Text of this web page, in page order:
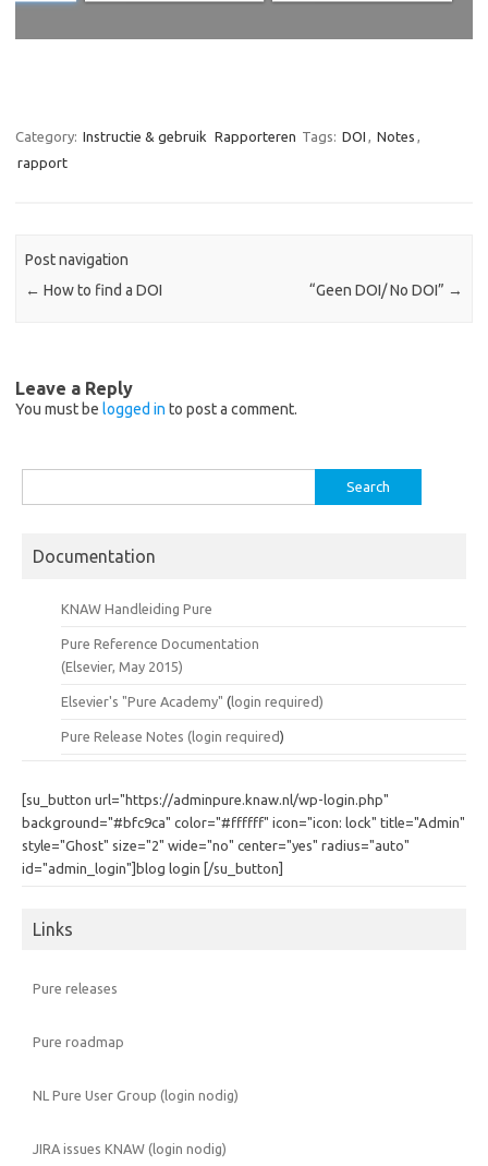
Category: Instructie & gebruik Rapporteren Tags: DOI Notes
rapport
Post navigation
← How to find a DOI “Geen DOI/ No DOI” →
Leave a Reply
You must be logged in to post a comment.
for:
Documentation
KNAW Handleiding Pure
Pure Reference Documentation
(Elsevier, May 2015)
Elsevier's "Pure Academy" (login required)
Pure Release Notes (login required)
[su_button url="https://adminpure.knaw.nl/wp-login.php"
background="#bfc9ca" color="#ffffff" icon="icon: lock" title="Admin"
style="Ghost" size="2" wide="no" center="yes" radius="auto"
id="admin_login"]blog login [/su_button]
Links
Pure releases
Pure roadmap
NL Pure User Group (login nodig)
JIRA issues KNAW (login nodig)